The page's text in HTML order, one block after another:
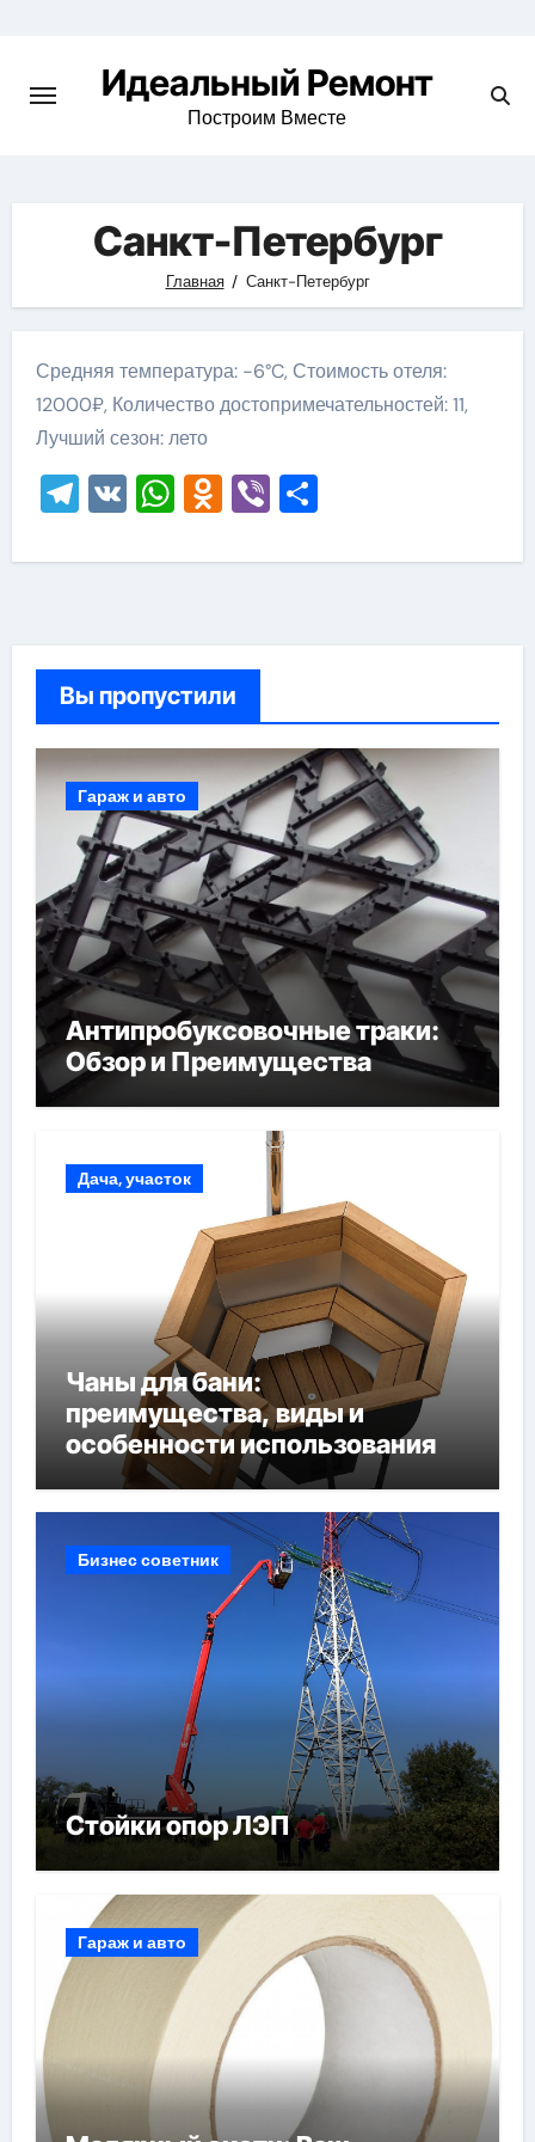
content
Идеальный Ремонт
Построим Вместе
Санкт-Петербург
Главная Санкт-Петербург
Средняя температура: -6°C, Стоимость отеля:
12000₽, Количество достопримечательностей: 11,
Лучший сезон: лето
Telegram
VKWhatsApp
Odnoklassniki
ViberОтправить
Вы пропустили
Гараж и авто
Антипробуксовочные траки:
Обзор и Преимущества
Дача, участок
Чаны для бани:
преимущества, виды и
особенности использования
Бизнес советник
Стойки опор ЛЭП
Гараж и авто